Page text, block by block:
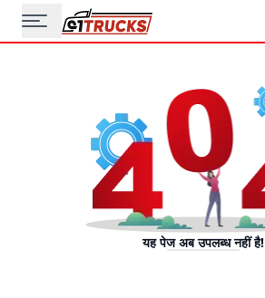
यह पेज अब उपलब्ध नहीं है!